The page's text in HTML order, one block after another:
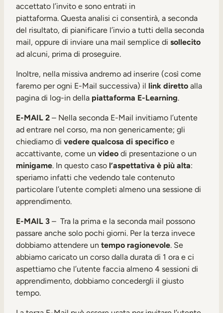
accettato l’invito e sono entrati in
piattaforma. Questa analisi ci consentirà, a seconda
del risultato, di pianificare l’invio a tutti della seconda
mail, oppure di inviare una mail semplice di sollecito
ad alcuni, prima di proseguire.
Inoltre, nella missiva andremo ad inserire (così come
faremo per ogni E-Mail successiva) il link diretto alla
pagina di log-in della piattaforma E-Learning.
E-MAIL 2 – Nella seconda E-Mail invitiamo l’utente
ad entrare nel corso, ma non genericamente; gli
chiediamo di vedere qualcosa di specifico e
accattivante, come un video di presentazione o un
minigame. In questo caso l’aspettativa è più alta:
speriamo infatti che vedendo tale contenuto
particolare l’utente completi almeno una sessione di
apprendimento.
E-MAIL 3 – Tra la prima e la seconda mail possono
passare anche solo pochi giorni. Per la terza invece
dobbiamo attendere un tempo ragionevole. Se
abbiamo caricato un corso dalla durata di 1 ora e ci
aspettiamo che l’utente faccia almeno 4 sessioni di
apprendimento, dobbiamo concedergli il giusto
tempo.